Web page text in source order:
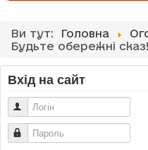
Ви тут: Головна
Будьте обережні сказ!
Вхід на сайт
Логін
Пароль